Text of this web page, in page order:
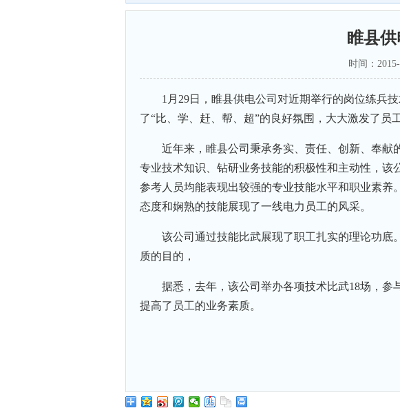
睢县
时间：
1月29日，睢县供电公司对近期举行的岗位练兵
了“比、学、赶、帮、超”的良好氛围，大大激发了员
近年来，睢县公司秉承务实、责任、创新、奉
专业技术知识、钻研业务技能的积极性和主动性，该
参考人员均能表现出较强的专业技能水平和职业素
态度和娴熟的技能展现了一线电力员工的风采。
该公司通过技能比武展现了职工扎实的理论功
质的目的，
据悉，去年，该公司举办各项技术比武18场，参
提高了员工的业务素质。